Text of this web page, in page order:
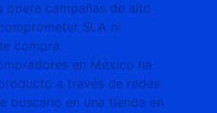
opera campañas de alto
SLA ni
compra.
en México ha
a través de redes
buscarlo en una tienda en